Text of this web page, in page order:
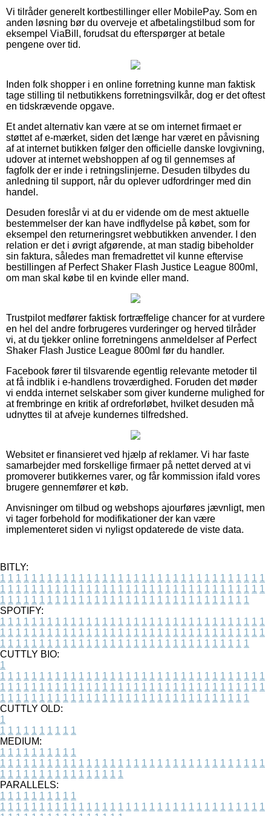
Vi tilråder generelt kortbestillinger eller MobilePay. Som en
anden løsning bør du overveje et afbetalingstilbud som for
eksempel ViaBill, forudsat du efterspørger at betale
pengene over tid.
Inden folk shopper i en online forretning kunne man faktisk
tage stilling til netbutikkens forretningsvilkår, dog er det oftest
en tidskrævende opgave.
Et andet alternativ kan være at se om internet firmaet er
støttet af e-mærket, siden det længe har været en påvisning
af at internet butikken følger den officielle danske lovgivning,
udover at internet webshoppen af og til gennemses af
fagfolk der er inde i retningslinjerne. Desuden tilbydes du
anledning til support, når du oplever udfordringer med din
handel.
Desuden foreslår vi at du er vidende om de mest aktuelle
bestemmelser der kan have indflydelse på købet, som for
eksempel den returneringsret webbutikken anvender. I den
relation er det i øvrigt afgørende, at man stadig bibeholder
sin faktura, således man fremadrettet vil kunne eftervise
bestillingen af Perfect Shaker Flash Justice League 800ml,
om man skal købe til en kvinde eller mand.
Trustpilot medfører faktisk fortræffelige chancer for at vurdere
en hel del andre forbrugeres vurderinger og herved tilråder
vi, at du tjekker online forretningens anmeldelser af Perfect
Shaker Flash Justice League 800ml før du handler.
Facebook fører til tilsvarende egentlig relevante metoder til
at få indblik i e-handlens troværdighed. Foruden det møder
vi endda internet selskaber som giver kunderne mulighed for
at frembringe en kritik af ordreforløbet, hvilket desuden må
udnyttes til at afveje kundernes tilfredshed.
Websitet er finansieret ved hjælp af reklamer. Vi har faste
samarbejder med forskellige firmaer på nettet derved at vi
promoverer butikkernes varer, og får kommission ifald vores
brugere gennemfører et køb.
Anvisninger om tilbud og webshops ajourføres jævnligt, men
vi tager forbehold for modifikationer der kan være
implementeret siden vi nyligst opdaterede de viste data.
BITLY:
1 1 1 1 1 1 1 1 1 1 1 1 1 1 1 1 1 1 1 1 1 1 1 1 1 1 1 1 1 1 1 1 1 1
1 1 1 1 1 1 1 1 1 1 1 1 1 1 1 1 1 1 1 1 1 1 1 1 1 1 1 1 1 1 1 1 1 1
1 1 1 1 1 1 1 1 1 1 1 1 1 1 1 1 1 1 1 1 1 1 1 1 1 1 1 1 1 1 1 1
SPOTIFY:
1 1 1 1 1 1 1 1 1 1 1 1 1 1 1 1 1 1 1 1 1 1 1 1 1 1 1 1 1 1 1 1 1 1
1 1 1 1 1 1 1 1 1 1 1 1 1 1 1 1 1 1 1 1 1 1 1 1 1 1 1 1 1 1 1 1 1 1
1 1 1 1 1 1 1 1 1 1 1 1 1 1 1 1 1 1 1 1 1 1 1 1 1 1 1 1 1 1 1 1
CUTTLY BIO:
1
1 1 1 1 1 1 1 1 1 1 1 1 1 1 1 1 1 1 1 1 1 1 1 1 1 1 1 1 1 1 1 1 1 1
1 1 1 1 1 1 1 1 1 1 1 1 1 1 1 1 1 1 1 1 1 1 1 1 1 1 1 1 1 1 1 1 1 1
1 1 1 1 1 1 1 1 1 1 1 1 1 1 1 1 1 1 1 1 1 1 1 1 1 1 1 1 1 1 1 1
CUTTLY OLD:
1
1 1 1 1 1 1 1 1 1 1
MEDIUM:
1 1 1 1 1 1 1 1 1 1
1 1 1 1 1 1 1 1 1 1 1 1 1 1 1 1 1 1 1 1 1 1 1 1 1 1 1 1 1 1 1 1 1 1
1 1 1 1 1 1 1 1 1 1 1 1 1 1 1 1
PARALLELS:
1 1 1 1 1 1 1 1 1 1
1 1 1 1 1 1 1 1 1 1 1 1 1 1 1 1 1 1 1 1 1 1 1 1 1 1 1 1 1 1 1 1 1 1